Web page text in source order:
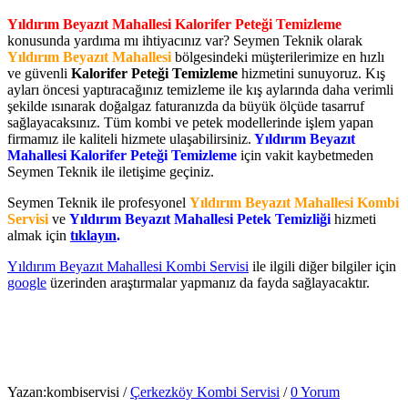
Yıldırım Beyazıt Mahallesi Kalorifer Peteği Temizleme
konusunda yardıma mı ihtiyacınız var? Seymen Teknik olarak
Yıldırım Beyazıt Mahallesi bölgesindeki müşterilerimize en hızlı
ve güvenli Kalorifer Peteği Temizleme hizmetini sunuyoruz. Kış
ayları öncesi yaptıracağınız temizleme ile kış aylarında daha verimli
şekilde ısınarak doğalgaz faturanızda da büyük ölçüde tasarruf
sağlayacaksınız. Tüm kombi ve petek modellerinde işlem yapan
firmamız ile kaliteli hizmete ulaşabilirsiniz. Yıldırım Beyazıt
Mahallesi Kalorifer Peteği Temizleme için vakit kaybetmeden
Seymen Teknik ile iletişime geçiniz.
Seymen Teknik ile profesyonel Yıldırım Beyazıt Mahallesi Kombi
Servisi ve Yıldırım Beyazıt Mahallesi Petek Temizliği hizmeti
almak için tıklayın.
Yıldırım Beyazıt Mahallesi Kombi Servisi ile ilgili diğer bilgiler için
google üzerinden araştırmalar yapmanız da fayda sağlayacaktır.
Yazan:kombiservisi / Çerkezköy Kombi Servisi / 0 Yorum